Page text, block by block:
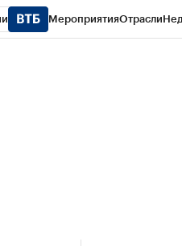
МероприятияОтрасли